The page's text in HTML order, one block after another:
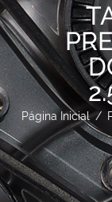
Página Inicial /